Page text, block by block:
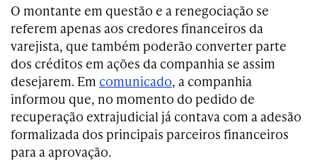
O montante em questão e a renegociação se
referem apenas aos credores financeiros da
varejista, que também poderão converter parte
dos créditos em ações da companhia se assim
desejarem. Em comunicado, a companhia
informou que, no momento do pedido de
recuperação extrajudicial já contava com a adesão
formalizada dos principais parceiros financeiros
para a aprovação.